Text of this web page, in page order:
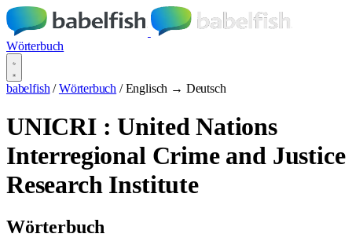
Wörterbuch
babelfish / Wörterbuch / Englisch → Deutsch
UNICRI : United Nations
Interregional Crime and Justice
Research Institute
Wörterbuch